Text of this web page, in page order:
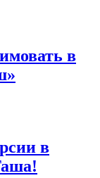
в
в